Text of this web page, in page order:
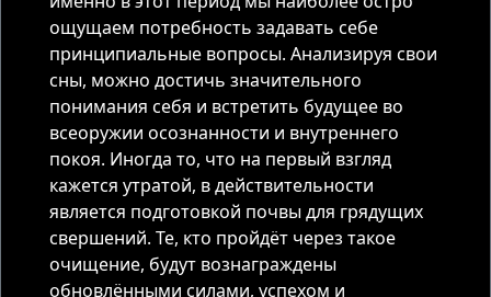
ощущаем потребность задавать себе
принципиальные вопросы. Анализируя свои
сны, можно достичь значительного
понимания себя и встретить будущее во
всеоружии осознанности и внутреннего
покоя. Иногда то, что на первый взгляд
кажется утратой, в действительности
является подготовкой почвы для грядущих
свершений. Те, кто пройдёт через такое
очищение, будут вознаграждены
обновлёнными силами, успехом и